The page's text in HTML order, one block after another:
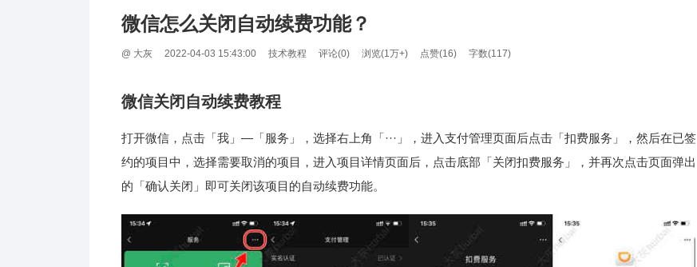
微信怎么关闭自动续费功能？
@ 大灰 2022-04-03 15:43:00 技术教程 评论(0) 浏览(1万+) 点赞(16) 字数(117)
微信关闭自动续费教程
打开微信，点击「我」—「服务」，选择右上角「···」，进入支付管理页面后点击「扣费服务」，然后在已签
约的项目中，选择需要取消的项目，进入项目详情页面后，点击底部「关闭扣费服务」，并再次点击页面弹出
的「确认关闭」即可关闭该项目的自动续费功能。